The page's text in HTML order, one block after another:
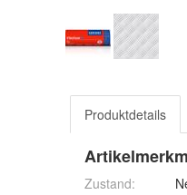
Produktdetails
Zustand: